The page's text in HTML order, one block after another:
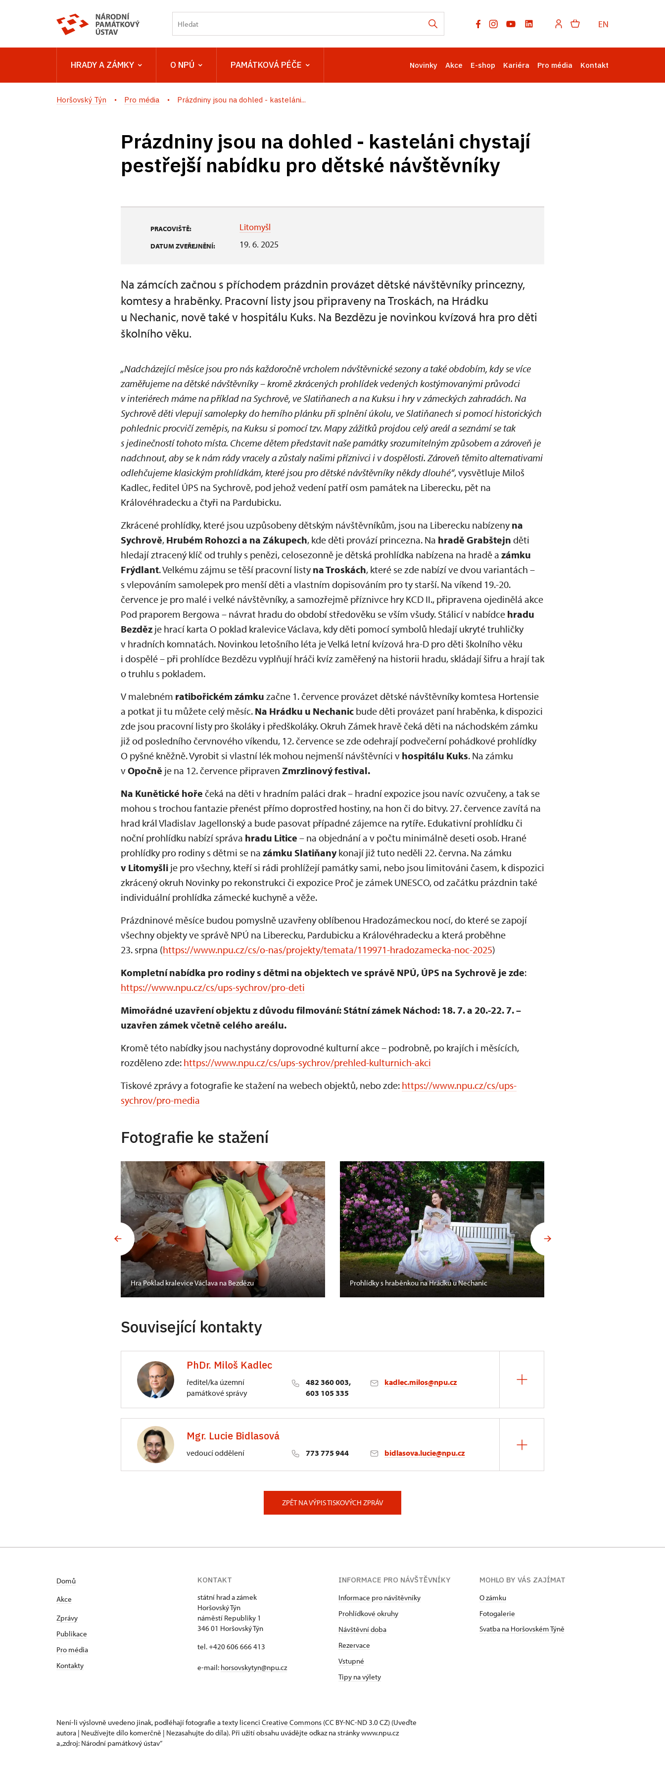
EN
HRADY A ZÁMKY O NPÚ PAMÁTKOVÁ PÉČE Novinky Akce E-shop Kariéra Pro média Kontakt
Horšovský Týn Pro média Prázdniny jsou na dohled - kasteláni...
Prázdniny jsou na dohled - kasteláni chystají
pestřejší nabídku pro dětské návštěvníky
PRACOVIŠTĚ: Litomyšl
DATUM ZVEŘEJNĚNÍ: 19. 6. 2025
Na zámcích začnou s příchodem prázdnin provázet dětské návštěvníky princezny,
komtesy a hraběnky. Pracovní listy jsou připraveny na Troskách, na Hrádku
u Nechanic, nově také v hospitálu Kuks. Na Bezdězu je novinkou kvízová hra pro děti
školního věku.
„Nadcházející měsíce jsou pro nás každoročně vrcholem návštěvnické sezony a také obdobím, kdy se více
zaměřujeme na dětské návštěvníky – kromě zkrácených prohlídek vedených kostýmovanými průvodci
v interiérech máme na příklad na Sychrově, ve Slatiňanech a na Kuksu i hry v zámeckých zahradách. Na
Sychrově děti vlepují samolepky do herního plánku při splnění úkolu, ve Slatiňanech si pomocí historických
pohlednic procvičí zeměpis, na Kuksu si pomocí tzv. Mapy zážitků projdou celý areál a seznámí se tak
s jedinečností tohoto místa. Chceme dětem představit naše památky srozumitelným způsobem a zároveň je
nadchnout, aby se k nám rády vracely a zůstaly našimi příznivci i v dospělosti. Zároveň těmito alternativami
odlehčujeme klasickým prohlídkám, které jsou pro dětské návštěvníky někdy dlouhé“, vysvětluje Miloš
Kadlec, ředitel ÚPS na Sychrově, pod jehož vedení patří osm památek na Liberecku, pět na
Královéhradecku a čtyři na Pardubicku.
Zkrácené prohlídky, které jsou uzpůsobeny dětským návštěvníkům, jsou na Liberecku nabízeny na
Sychrově, Hrubém Rohozci a na Zákupech, kde děti provází princezna. Na hradě Grabštejn děti
hledají ztracený klíč od truhly s penězi, celosezonně je dětská prohlídka nabízena na hradě a zámku
Frýdlant. Velkému zájmu se těší pracovní listy na Troskách, které se zde nabízí ve dvou variantách –
s vlepováním samolepek pro menší děti a vlastním dopisováním pro ty starší. Na víkend 19.-20.
července je pro malé i velké návštěvníky, a samozřejmě příznivce hry KCD II., připravena ojedinělá akce
Pod praporem Bergowa – návrat hradu do období středověku se vším všudy. Stálicí v nabídce hradu
Bezděz je hrací karta O poklad kralevice Václava, kdy děti pomocí symbolů hledají ukryté truhličky
v hradních komnatách. Novinkou letošního léta je Velká letní kvízová hra-D pro děti školního věku
i dospělé – při prohlídce Bezdězu vyplňují hráči kvíz zaměřený na historii hradu, skládají šifru a hrají tak
o truhlu s pokladem.
V malebném ratibořickém zámku začne 1. července provázet dětské návštěvníky komtesa Hortensie
a potkat ji tu můžete celý měsíc. Na Hrádku u Nechanic bude děti provázet paní hraběnka, k dispozici
zde jsou pracovní listy pro školáky i předškoláky. Okruh Zámek hravě čeká děti na náchodském zámku
již od posledního červnového víkendu, 12. července se zde odehrají podvečerní pohádkové prohlídky
O pyšné kněžně. Vyrobit si vlastní lék mohou nejmenší návštěvníci v hospitálu Kuks. Na zámku
vOpočně je na 12. července připraven Zmrzlinový festival.
Na Kunětické hoře čeká na děti v hradním paláci drak – hradní expozice jsou navíc ozvučeny, a tak se
mohou s trochou fantazie přenést přímo doprostřed hostiny, na hon či do bitvy. 27. července zavítá na
hrad král Vladislav Jagellonský a bude pasovat případné zájemce na rytíře. Edukativní prohlídku či
noční prohlídku nabízí správa hradu Litice – na objednání a v počtu minimálně deseti osob. Hrané
prohlídky pro rodiny s dětmi se na zámku Slatiňanykonají již tuto neděli 22. června. Na zámku
v Litomyšli je pro všechny, kteří si rádi prohlížejí památky sami, nebo jsou limitováni časem, k dispozici
zkrácený okruh Novinky po rekonstrukci či expozice Proč je zámek UNESCO, od začátku prázdnin také
individuální prohlídka zámecké kuchyně a věže.
Prázdninové měsíce budou pomyslně uzavřeny oblíbenou Hradozámeckou nocí, do které se zapojí
všechny objekty ve správě NPÚ na Liberecku, Pardubicku a Královéhradecku a která proběhne
23. srpna (https://www.npu.cz/cs/o-nas/projekty/temata/119971-hradozamecka-noc-2025)
Kompletní nabídka pro rodiny s dětmi na objektech ve správě NPÚ, ÚPS na Sychrově je zde:
https://www.npu.cz/cs/ups-sychrov/pro-deti
Mimořádné uzavření objektu z důvodu filmování: Státní zámek Náchod: 18. 7. a 20.-22. 7. –
uzavřen zámek včetně celého areálu.
Kromě této nabídky jsou nachystány doprovodné kulturní akce – podrobně, po krajích i měsících,
rozděleno zde: https://www.npu.cz/cs/ups-sychrov/prehled-kulturnich-akci
Tiskové zprávy a fotografie ke stažení na webech objektů, nebo zde: https://www.npu.cz/cs/ups-
sychrov/pro-media
Fotografie ke stažení
Hra Poklad kralevice Václava na Bezdězu Prohlídky s hraběnkou na Hrádku u Nechanic
Související kontakty
PhDr. Miloš Kadlec
ředitel/ka územní
památkové správy
482 360 003,
603 105 335
kadlec.milos@npu.cz
3/, Sychrov 3Mgr. Lucie Bidlasová
vedoucí oddělení 773 775 944 bidlasova.lucie@npu.cz
ZPĚT NA VÝPIS TISKOVÝCH ZPRÁV
Domů
Akce
Zprávy
Publikace
Pro média
Kontakty
KONTAKT
státní hrad a zámek
Horšovský Týn
náměstí Republiky 1
346 01 Horšovský Týn
tel. +420 606 666 413
e-mail: horsovskytyn@npu.cz
INFORMACE PRO NÁVŠTĚVNÍKY
Informace pro návštěvníky
Prohlídkové okruhy
Návštěvní doba
Rezervace
Vstupné
Tipy na výlety
MOHLO BY VÁS ZAJÍMAT
O zámku
Fotogalerie
Svatba na Horšovském Týně
Není-li výslovně uvedeno jinak, podléhají fotografie a texty licenci Creative Commons (CC BY-NC-ND 3.0 CZ) (Uveďte
autora | Neužívejte dílo komerčně | Nezasahujte do díla). Při užití obsahu uvádějte odkaz na stránky www.npu.cz
a „zdroj: Národní památkový ústav“